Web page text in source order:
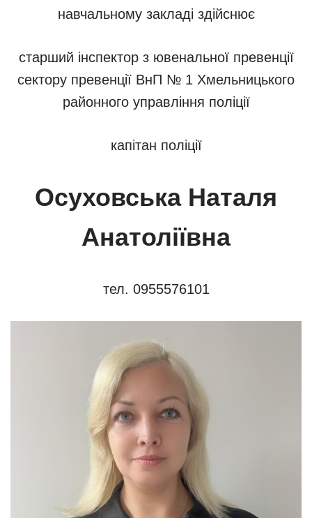
навчальному закладі здійснює
старший інспектор з ювенальної превенції
сектору превенції ВнП № 1 Хмельницького
районного управління поліції
капітан поліції
Осуховська Наталя
Анатоліївна
тел. 0955576101